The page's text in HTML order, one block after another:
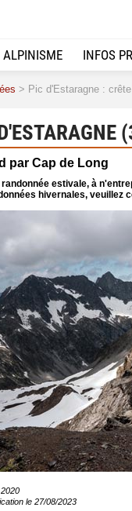
ALPINISME INFOS
> Pic d'Estaragne :
par Cap de Long
estivale, à
hivernales, veuillez
le 27/08/2023